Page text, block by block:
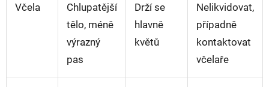
Včela
Chlupatější
tělo, méně
výrazný
pas
Drží se
hlavně
květů
Nelikvidovat,
případně
kontaktovat
včelaře